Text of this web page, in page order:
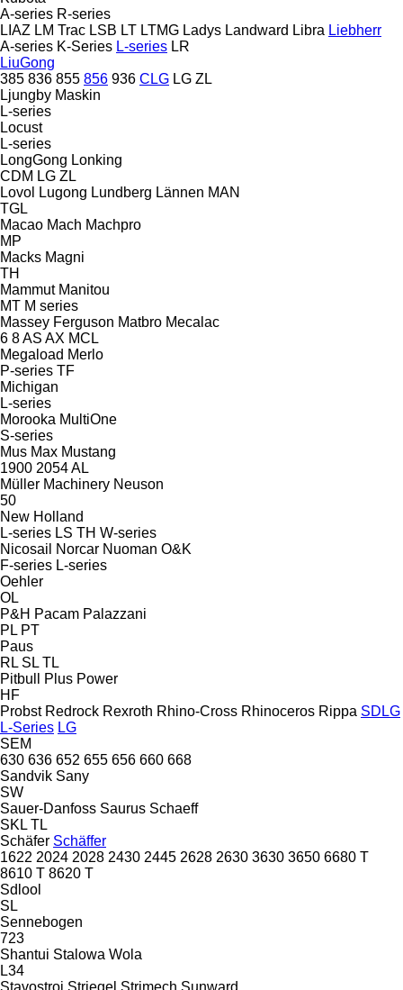
A-series R-series
LIAZ LM Trac LSB LT LTMG Ladys Landward Libra Liebherr
A-series K-Series L-series LR
LiuGong
385 836 855 856 936 CLG LG ZL
Ljungby Maskin
L-series
Locust
L-series
LongGong Lonking
CDM LG ZL
Lovol
Lugong Lundberg Lännen MAN
TGL
Macao Mach Machpro
MP
Macks Magni
TH
Mammut Manitou
MT M series
Massey Ferguson Matbro Mecalac
6 8AS AX MCL
Megaload Merlo
P-series TF
Michigan
L-series
Morooka MultiOne
S-series
Mus Max Mustang
1900 2054AL
Müller Machinery Neuson
50
New Holland
L-series LS TH W-series
Nicosail
Norcar Nuoman O&K
F-series L-series
Oehler
OL
P&H Pacam Palazzani
PL PT
Paus
RL SL TL
Pitbull
Plus Power
HF
Probst Redrock Rexroth Rhino-Cross Rhinoceros Rippa SDLG
L-Series LG
SEM
630 636 652 655 656 660 668
Sandvik Sany
SW
Sauer-Danfoss Saurus Schaeff
SKL TL
Schäfer Schäffer
1622 2024 2028 2430 2445 2628 2630 3630 3650 6680 T
8610 T 8620 T
Sdlool
SL
Sennebogen
723
Shantui Stalowa Wola
L34
Stavostroj Striegel Strimech Sunward